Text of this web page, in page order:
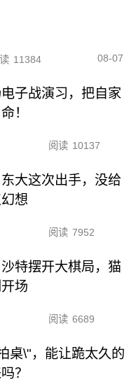
11384 08-07
子战演习，把自家
！
阅读 10137
大这次出手，没给
想
阅读 7952
特摆开大棋局，猫
场
阅读 6689
桌\"，能让跪太久的
？